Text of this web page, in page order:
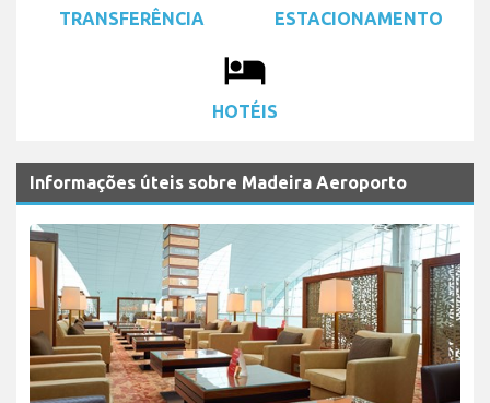
TRANSFERÊNCIA ESTACIONAMENTO
local_hotel
HOTÉIS
Informações úteis sobre Madeira Aeroporto